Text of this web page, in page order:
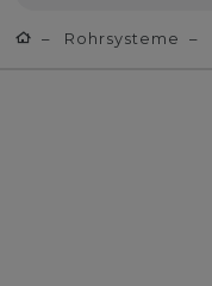
Rohrsysteme